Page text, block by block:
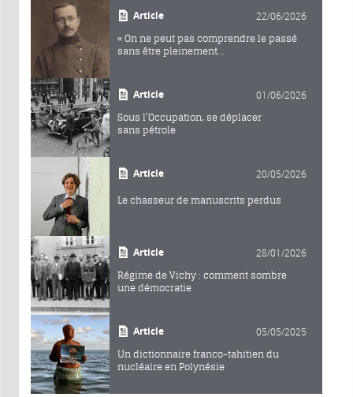
Article 22/06/2026
« On ne peut pas comprendre le passé
sans être pleinement...
Article 01/06/2026
Sous l’Occupation, se déplacer
sans pétrole
Article 20/05/2026
Le chasseur de manuscrits perdus
Article 28/01/2026
Régime de Vichy : comment sombre
une démocratie
Article 05/05/2025
Un dictionnaire franco-tahitien du
nucléaire en Polynésie